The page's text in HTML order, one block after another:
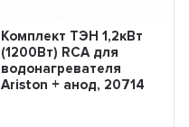
Комплект ТЭН 1,2кВт
(1200Вт) RCA для
водонагревателя
Ariston + анод, 20714